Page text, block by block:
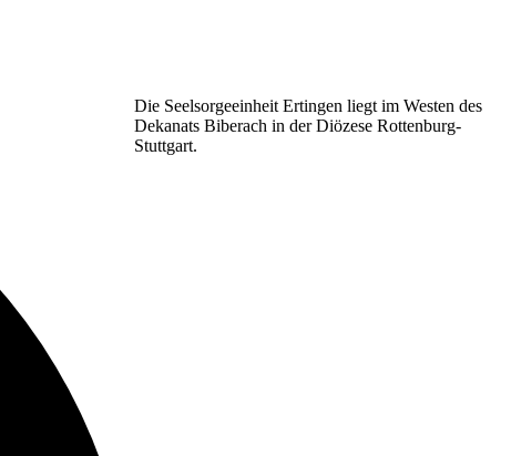
Die Seelsorgeeinheit Ertingen liegt im Westen des
Dekanats Biberach in der Diözese Rottenburg-
Stuttgart.